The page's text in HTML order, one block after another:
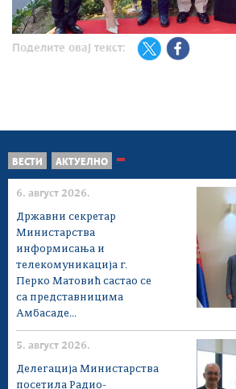
Поделите овај текст:
ВЕСТИ АКТУЕЛНО
6. август 2026.
Државни секретар
Министарства
информисања и
телекомуникација г.
Перко Матовић састао се
са представницима
Амбасаде...
5. август 2026.
Делегација Министарства
посетила Радио-